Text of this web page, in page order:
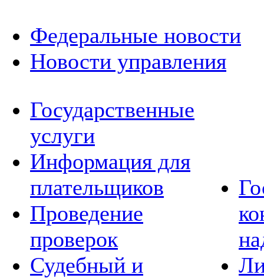
Федеральные новости
Новости управления
Государственные
услуги
Информация для
плательщиков
Проведение
проверок
Судебный и